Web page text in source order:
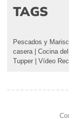
TAGS
Pescados y
casera | Cocina
Tupper | Vídeo